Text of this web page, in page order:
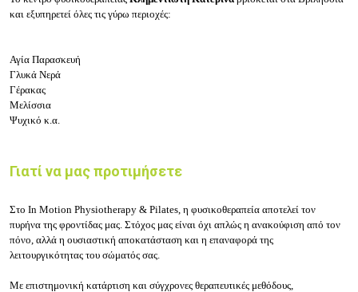
και εξυπηρετεί όλες τις γύρω περιοχές:
Αγία Παρασκευή
Γλυκά Νερά
Γέρακας
Μελίσσια
Ψυχικό κ.α.
Γιατί να μας προτιμήσετε
Στο In Motion Physiotherapy & Pilates, η φυσικοθεραπεία αποτελεί τον
πυρήνα της φροντίδας μας. Στόχος μας είναι όχι απλώς η ανακούφιση από τον
πόνο, αλλά η ουσιαστική αποκατάσταση και η επαναφορά της
λειτουργικότητας του σώματός σας.
Με επιστημονική κατάρτιση και σύγχρονες θεραπευτικές μεθόδους,